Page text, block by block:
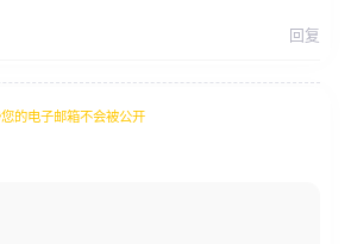
回复
您的电子邮箱不会被公开